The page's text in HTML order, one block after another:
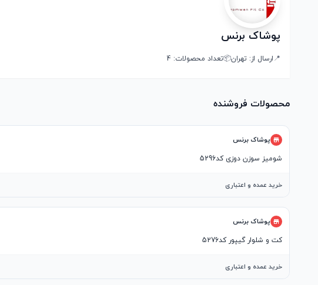
پوشاک برنس
📍ارسال از: تهران📦تعداد محصولات: 4
محصولات فروشنده
پوشاک برنس
شومیز سوزن دوزی کد5296
خرید عمده و اعتباری
پوشاک برنس
کت و شلوار گیپور کد5276
خرید عمده و اعتباری